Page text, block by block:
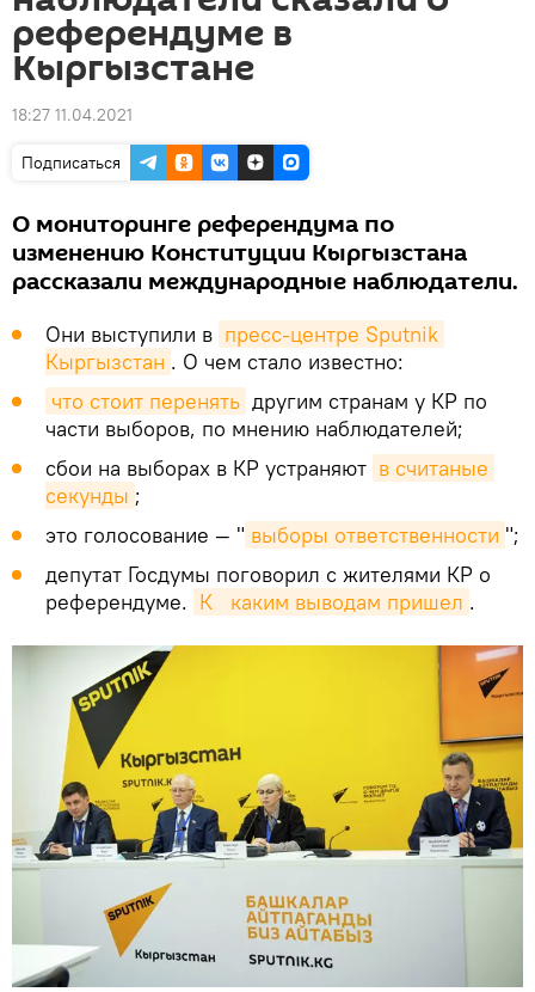
референдуме в
Кыргызстане
18:27 11.04.2021
Подписаться
О мониторинге референдума по
изменению Конституции Кыргызстана
рассказали международные наблюдатели.
Они выступили в пресс-центре Sputnik
Кыргызстан . О чем стало известно:
что стоит перенять другим странам у КР по
части выборов, по мнению наблюдателей;
сбои на выборах в КР устраняют в считаные
секунды ;
это голосование — " выборы ответственности ";
депутат Госдумы поговорил с жителями КР о
референдуме. К каким выводам пришел .